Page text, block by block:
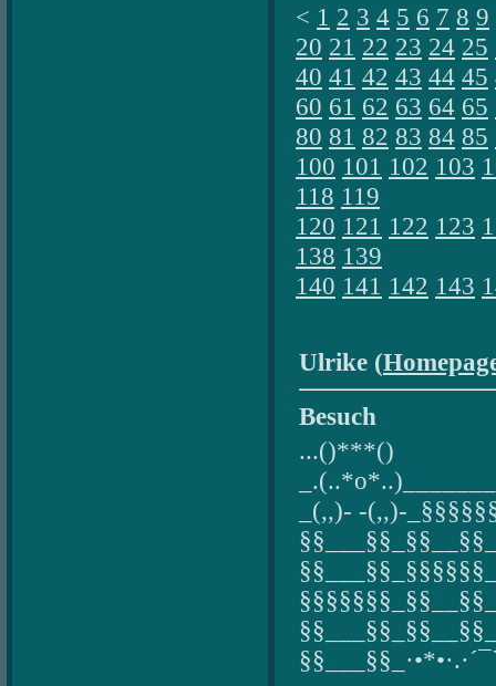
< 1 2 3 4 5 6 7 8 9
20 21 22 23 24 25
40 41 42 43 44 45
60 61 62 63 64 65
80 81 82 83 84 85
100 101 102 103
118 119
120 121 122 123
138 139
140 141 142 143
Ulrike (
Besuch
...()***()
_(,,)- -(,,)-